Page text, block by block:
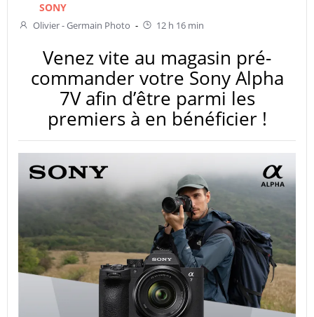
SONY
Olivier - Germain Photo - 12 h 16 min
Venez vite au magasin pré-
commander votre Sony Alpha
7V afin d’être parmi les
premiers à en bénéficier !